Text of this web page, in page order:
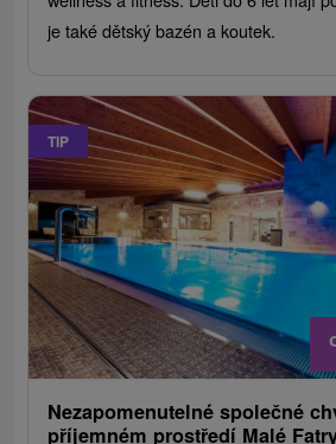
je také dětský bazén a koutek.
TIP
Nezapomenutelné společné
příjemném prostředí Malé